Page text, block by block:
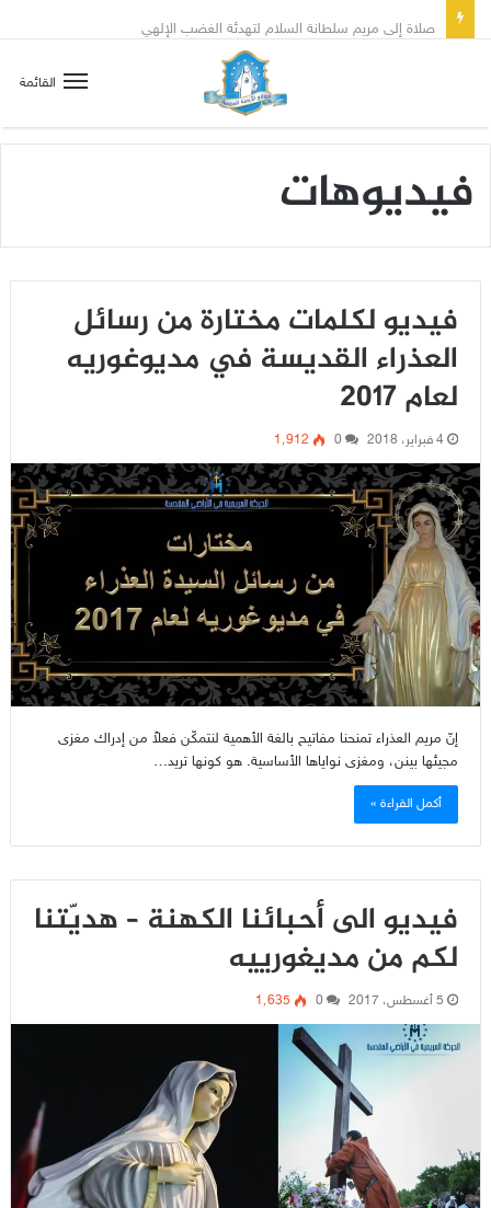
صلاة إلى مريم سلطانة السلام لتهدئة الغضب الإلهي
القائمة
فيديوهات
فيديو لكلمات مختارة من رسائل
العذراء القديسة في مديوغوريه
لعام 2017
4 فبراير، 2018 0 1٬912
إنّ مريم العذراء تمنحنا مفاتيح بالغة الأهمية لنتمكّن فعلاً من إدراك مغزى
مجيئها بينن، ومغزى نواياها الأساسية. هو كونها تريد…
أكمل القراءة »
فيديو الى أحبائنا الكهنة – هديّتنا
لكم من مديغورييه
5 أغسطس، 2017 0 1٬635